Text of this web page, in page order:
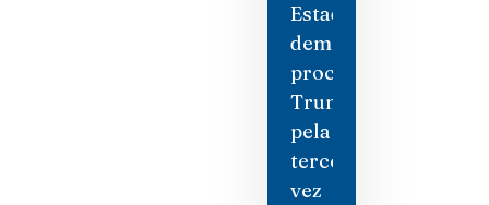
Estados
democratas
processam
Trump
pela
terceira
vez